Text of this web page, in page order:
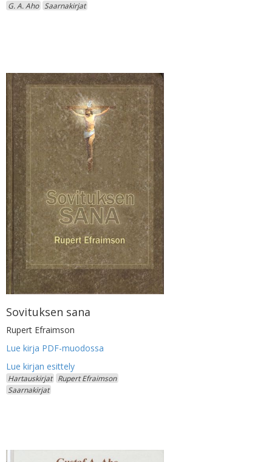
G. A. Aho Saarnakirjat
Sovituksen sana
Rupert Efraimson
Lue kirja PDF-muodossa
Hartauskirjat
Rupert Efraimson
Saarnakirjat